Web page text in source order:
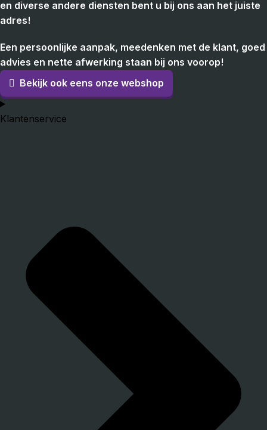
en diverse andere diensten bent u bij ons aan het juiste
adres!
Een persoonlijke aanpak, meedenken met de klant, goed
advies en nette afwerking staan bij ons voorop!
Bekijk ook eens onze webshop
Klantenservice